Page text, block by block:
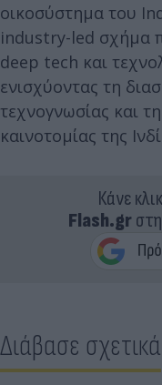
οικοσύστημα του
industry-led σχήμα
deep tech και
ενισχύοντας τη
τεχνογνωσίας και
καινοτομίας της
Κάνε
Flash.gr
Διάβασε σχετικά